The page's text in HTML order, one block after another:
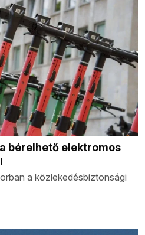
bérelhető elektromos
a közlekedésbiztonsági